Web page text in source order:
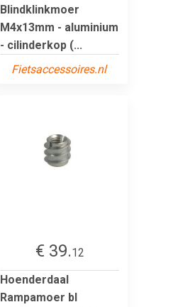
Blindklinkmoer
M4x13mm - aluminium
- cilinderkop (...
Fietsaccessoires.nl
€ 39.12
Hoenderdaal
Rampamoer bl